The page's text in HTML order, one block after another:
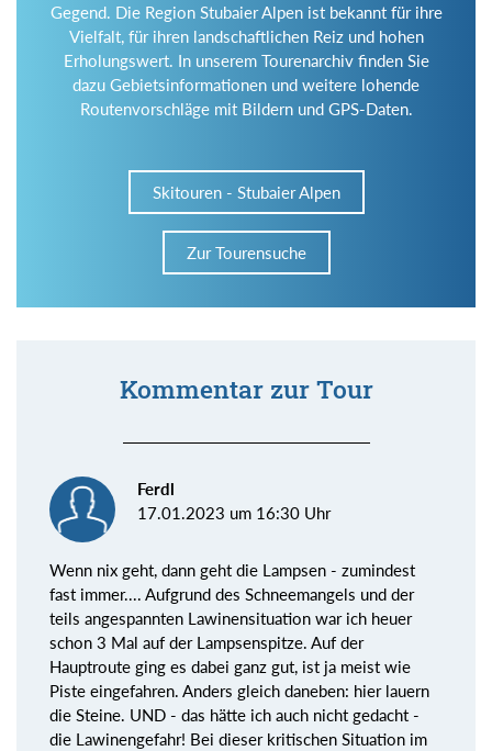
Gegend. Die Region Stubaier Alpen ist bekannt für ihre
Vielfalt, für ihren landschaftlichen Reiz und hohen
Erholungswert. In unserem Tourenarchiv finden Sie
dazu Gebietsinformationen und weitere lohende
Routenvorschläge mit Bildern und GPS-Daten.
Skitouren - Stubaier Alpen
Zur Tourensuche
Kommentar zur Tour
Ferdl
17.01.2023 um 16:30 Uhr
Wenn nix geht, dann geht die Lampsen - zumindest
fast immer.... Aufgrund des Schneemangels und der
teils angespannten Lawinensituation war ich heuer
schon 3 Mal auf der Lampsenspitze. Auf der
Hauptroute ging es dabei ganz gut, ist ja meist wie
Piste eingefahren. Anders gleich daneben: hier lauern
die Steine. UND - das hätte ich auch nicht gedacht -
die Lawinengefahr! Bei dieser kritischen Situation im